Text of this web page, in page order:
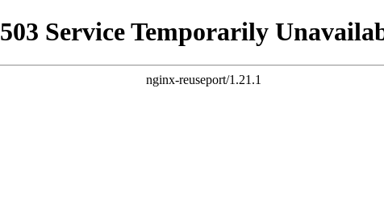
503 Service Temporarily
nginx-reuseport/1.21.1